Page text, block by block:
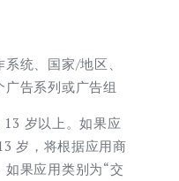
统、国家/地区、
告系列或广告组
岁以上。如果应
岁，将根据应用商
如果应用类别为“交